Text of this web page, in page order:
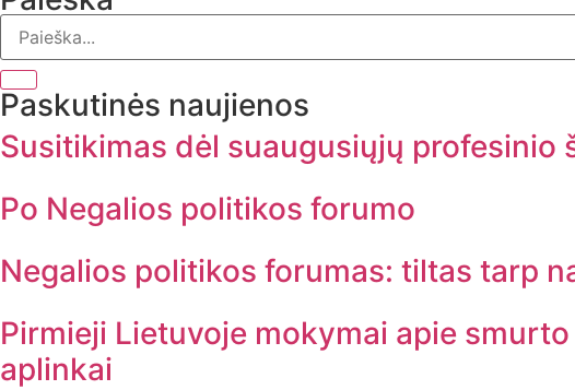
Paskutinės naujienos
Susitikimas dėl suaugusiųjų profesinio
Po Negalios politikos forumo
Negalios politikos forumas: tiltas tarp
Pirmieji Lietuvoje mokymai apie
aplinkai